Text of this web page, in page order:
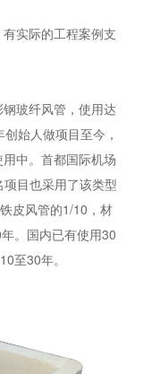
实际的工程案例支
玻纤风管，使用达
始人做项目至今，
中。首都国际机场
目也采用了该类型
皮风管的1/10，材
。国内已有使用30
至30年。